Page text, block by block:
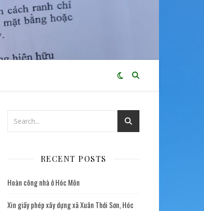
RECENT POSTS
Hoàn công nhà ở Hóc Môn
Xin giấy phép xây dựng xã Xuân Thới Sơn, Hóc